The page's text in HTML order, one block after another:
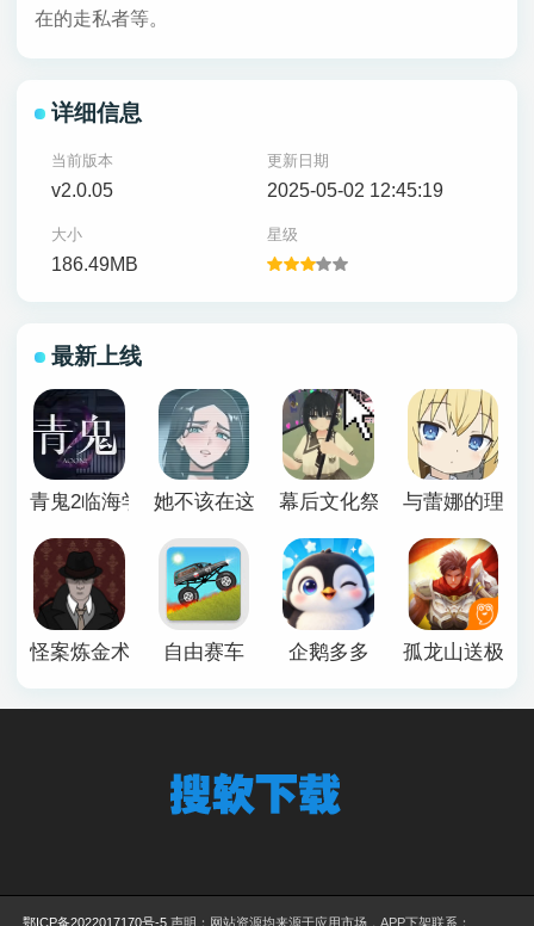
在的走私者等。
详细信息
当前版本
v2.0.05
更新日期
2025-05-02 12:45:19
大小
186.49MB
星级
最新上线
青鬼2临海学校她不该在这里官方版幕后文化祭游戏与蕾娜的理想
怪案炼金术师 自由赛车 企鹅多多 孤龙山送极品
鄂ICP备2022017170号-5声明：网站资源均来源于应用市场，APP下架联系：